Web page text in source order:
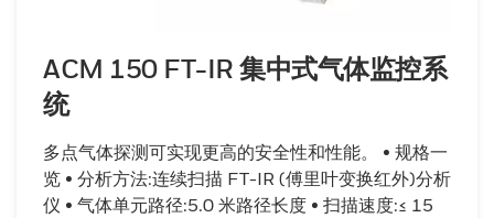
ACM 150 FT-IR 集中式气体监控系
统
多点气体探测可实现更高的安全性和性能。 • 规格一
览 • 分析方法:连续扫描 FT-IR (傅里叶变换红外)分析
仪 • 气体单元路径:5.0 米路径长度 • 扫描速度:≤ 15